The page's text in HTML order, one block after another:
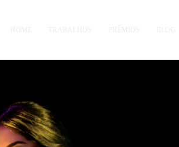
HOME TRABALHOS PRÊMIOS BLOG